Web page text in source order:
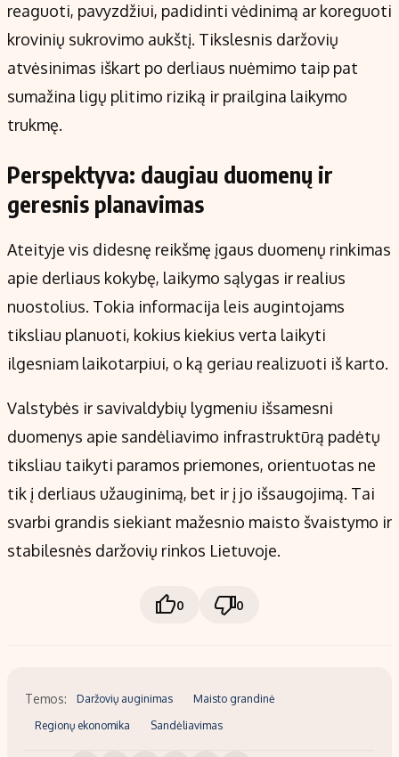
reaguoti, pavyzdžiui, padidinti vėdinimą ar koreguoti
krovinių sukrovimo aukštį. Tikslesnis daržovių
atvėsinimas iškart po derliaus nuėmimo taip pat
sumažina ligų plitimo riziką ir prailgina laikymo
trukmę.
Perspektyva: daugiau duomenų ir
geresnis planavimas
Ateityje vis didesnę reikšmę įgaus duomenų rinkimas
apie derliaus kokybę, laikymo sąlygas ir realius
nuostolius. Tokia informacija leis augintojams
tiksliau planuoti, kokius kiekius verta laikyti
ilgesniam laikotarpiui, o ką geriau realizuoti iš karto.
Valstybės ir savivaldybių lygmeniu išsamesni
duomenys apie sandėliavimo infrastruktūrą padėtų
tiksliau taikyti paramos priemones, orientuotas ne
tik į derliaus užauginimą, bet ir į jo išsaugojimą. Tai
svarbi grandis siekiant mažesnio maisto švaistymo ir
stabilesnės daržovių rinkos Lietuvoje.
0 0
Temos: Daržovių auginimas Maisto grandinė
Regionų ekonomika Sandėliavimas